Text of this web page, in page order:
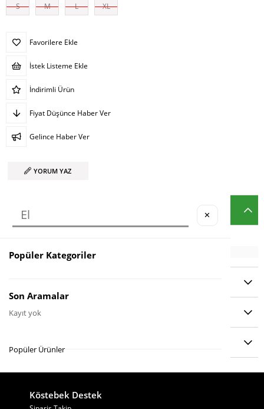
S M L XL
Favorilere Ekle
İstek Listeme Ekle
İndirimli Ürün
Fiyat Düşünce Haber Ver
Gelince Haber Ver
YORUM YAZ
ÜRÜN ÖZELLIKLERI
ÖDEME SEÇENEKLERI
Köstebek Destek
✕
Popüler Kategoriler
Son Aramalar
Kayıt yok
Popüler Ürünler